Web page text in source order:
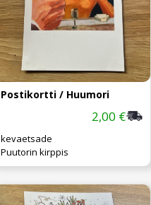
Postikortti / Huumori
2,00 €
kevaetsade
Puutorin kirppis